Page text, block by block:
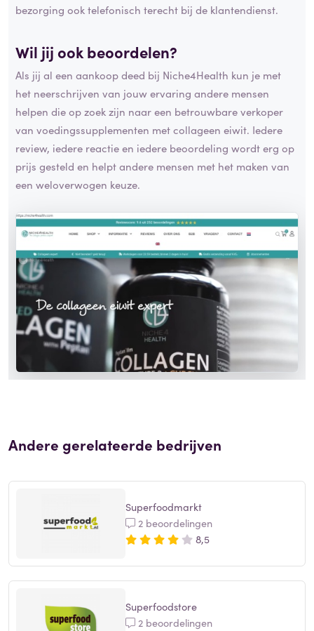
bezorging ook telefonisch terecht bij de klantendienst.
Wil jij ook beoordelen?
Als jij al een aankoop deed bij Niche4Health kun je met
het neerschrijven van jouw ervaring andere mensen
helpen die op zoek zijn naar een betrouwbare verkoper
van voedingssupplementen met collageen eiwit. Iedere
review, iedere reactie en iedere beoordeling wordt erg op
prijs gesteld en helpt andere mensen met het maken van
een weloverwogen keuze.
Andere gerelateerde bedrijven
Superfoodmarkt
2 beoordelingen
8,5
Superfoodstore
2 beoordelingen